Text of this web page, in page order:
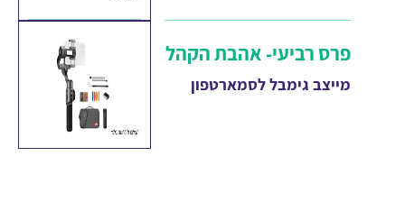
פרס רביעי- אהבת הקהל
מייצב גימבל לסמארטפון